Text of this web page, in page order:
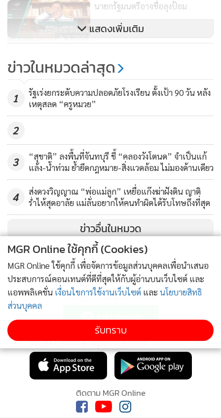
ซึ่งถึงแม้นายศักดิ์ดา วิเชียรศิลป์ จะเป็นผู้สมัครหน้าใหม่ แต่ต้อง
ยอมรับว่าขณะที่นายศักดิ์ดา รับราชการอยู่นั้นได้สร้างผลงาน
เป็นที่ประจักษ์ ที่ปฏิเสธไม่ได้คือการหาแหล่งน้ำเพื่อบรรเทาทุกข์
ซ้ำซากจนได้รับการขนานนามว่าอีสานเมืองกาญจน์ แต่ปัจจุบัน
ประชาชนมีน้ำสำหรับการอุปโภคบริโภคตลอดทั้งปี
ส่วนเขต 5 (อ.ไทรโยค อ.ทองผาภูมิ อ.สังขละบุรี) พรรคเพื่อไทย
ผ่านมา นายพนม โพธิ์แก้ว หรือ ส.จ.ไก่ ซึ่งโลดแล่นอยู่ในวงการ
การเมืองระดับชาติและท้องถิ่นมาโดยตลอด เคยเป็นผู้สมัคร
ส.ส.กาญจนบุรี พรรคไทยรักษาชาติ (ทษช.) เขต 5 แต่ต้องพบ
อุปสรรคถูกยุบพรรค ชาวบ้านต่างรู้กันดีโดยเฉพาะชาว
อ.ไทรโยค
ผู้สื่อข่าวรายงานว่า จากการสอบถามนายอัครนันท์ กัณณ์กิตติ
นันท์ หรือกอล์ฟ ว่าที่ผู้สมัคร ส.ส.กาญจนบุรี พรรคเพื่อไทย เขต
1 ทราบว่า อุ๊งอิ๊ง แพทองธาร ชินวัตร หัวหน้าครัวเพื่อไทย จะยก
คณะเดินทางมาพบปะพี่น้องประชาชนชาวกาญจนบุรี รวมทั้งให้
กำลังใจว่าที่ผู้สมัคร ส.ส.ทั้ง 5 เขต ประมาณปลายเดือน ม.ค.66 นี้
3,765
นายกรัฐมนตรีอาจชื่อลุงป้อม
131
ตั้ง เพื่อความชัดเจนเคาะว่าที่ผู้สมัคร
ไม่ทราบ ภท.ยื่นยุบพรรค ชี้จะยื่นยุบ
พรรคต้องมีข้อหาหนัก
แสดงเพิ่มเติม
ข่าวในหมวดล่าสุด
1
รัฐเร่งยกระดับความปลอดภัยโรงเรียน ตั้งเป้า 90 วัน หลัง
เหตุสลด “ครูหมวย”
2
3
“สุชาติ” ลงพื้นที่จันทบุรี ชี้ “คลองวังโตนด” จำเป็นแก้
แล้ง-น้ำท่วม ย้ำยึดกฎหมาย-สิ่งแวดล้อม ไม่มองด้านเดียว
4
ส่งดวงวิญญาณ “พ่อแม่ลูก” เหยื่อแก๊งฆ่าฝังดิน ญาติ
ร่ำไห้สุดอาลัย แม่ลั่นอยากให้คนทำผิดได้รับโทษถึงที่สุด
ข่าวอื่นในหมวด
ติดตามข่าวสารผ่านทาง LINE
MGR Online Application
ติดตาม MGR Online
MGR Online ใช้คุกกี้ (Cookies)
MGR Online ใช้คุกกี้ เพื่อจัดการข้อมูลส่วนบุคคลเพื่อนำเสนอ
ประสบการณ์คอนเทนต์ที่ดีที่สุดให้กับผู้อ่านบนเว็บไซต์ และ
แอพพลิเคชั่น เงื่อนไขการใช้งานเว็บไซต์ และ นโยบายสิทธิ
ส่วนบุคคล
รับทราบ